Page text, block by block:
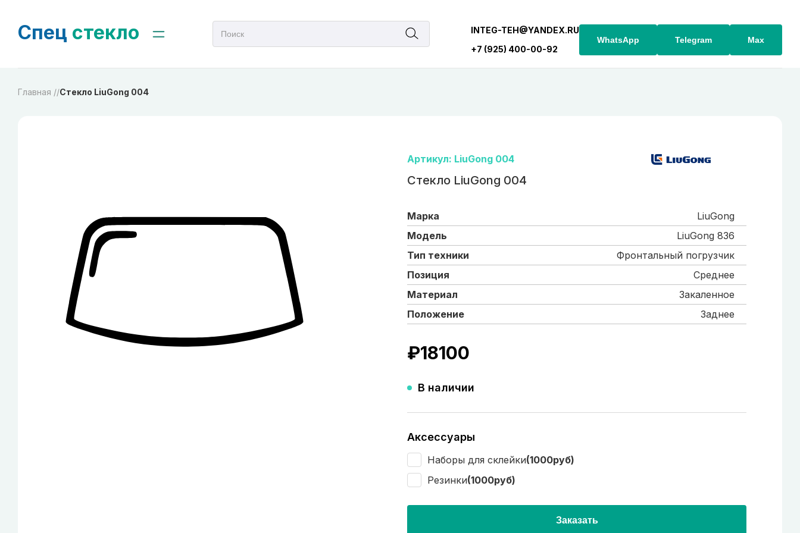
Спец стекло
INTEG-TEH@YANDEX.RU
+7 (925) 400-00-92
WhatsApp Telegram Max
Главная //Стекло LiuGong 004
Артикул: LiuGong 004
Стекло LiuGong 004
Марка
LiuGong
Модель
LiuGong 836
Тип техники
Фронтальный погрузчик
Позиция
Среднее
Материал
Закаленное
Положение
Заднее
₽18100
В наличии
Аксессуары
Наборы для склейки(1000руб)
Резинки(1000руб)
Заказать